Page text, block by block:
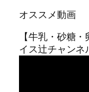
オススメ動画
【牛乳・砂糖
イス辻チャンネ